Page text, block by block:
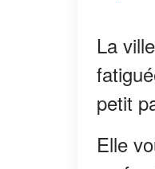
La
petit
Elle